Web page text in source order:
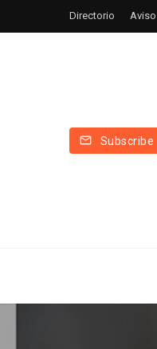
Directorio Aviso
Subscribe